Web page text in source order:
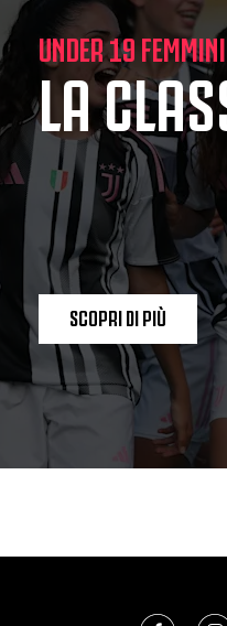
UNDER 19
LA
SCOPRI DI PIÙ